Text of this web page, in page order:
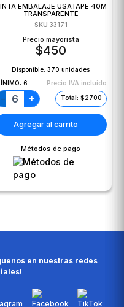
EMBALAJE USATAPE 40M
TRANSPARENTE
SKU 33171
Precio mayorista
$450
Disponible:370 unidades
6 Precio IVA incluido
− + Total: $2700
Agregar al carrito
Métodos de pago
en nuestras redes